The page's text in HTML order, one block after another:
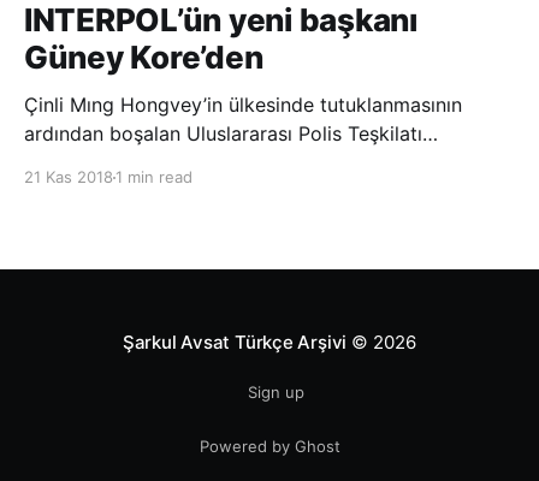
INTERPOL’ün yeni başkanı
Güney Kore’den
Çinli Mıng Hongvey’in ülkesinde tutuklanmasının
ardından boşalan Uluslararası Polis Teşkilatı
21 Kas 2018 1 min read
Şarkul Avsat Türkçe Arşivi © 2026
Sign up
Powered by Ghost